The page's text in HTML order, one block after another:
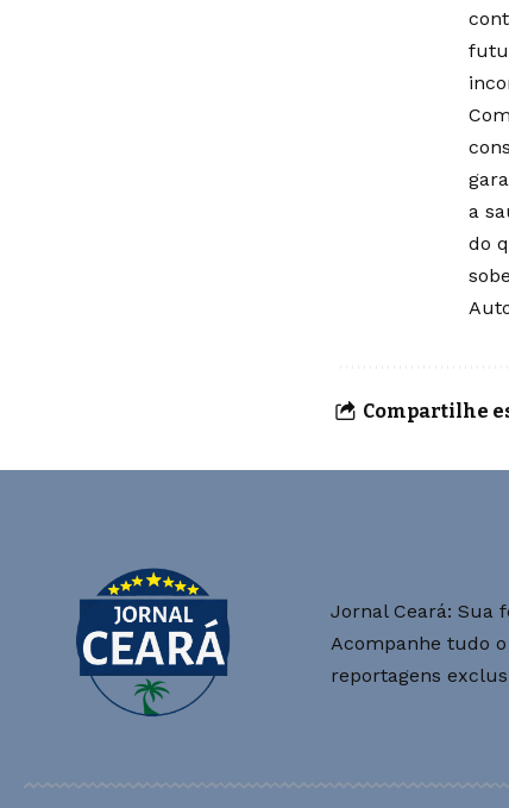
a
do
Compartilhe
Jornal Ceará: Sua
Acompanhe tudo
reportagens